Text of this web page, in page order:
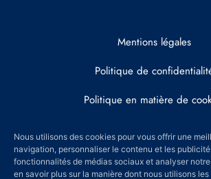
Mentions légales
Politique de
Politique en matière de
© 2022 DRAY AND
Nous utilisons des cookies pour vous offrir une
navigation, personnaliser le contenu et les
fonctionnalités de médias sociaux et analyser
en savoir plus sur la manière dont nous utilisons